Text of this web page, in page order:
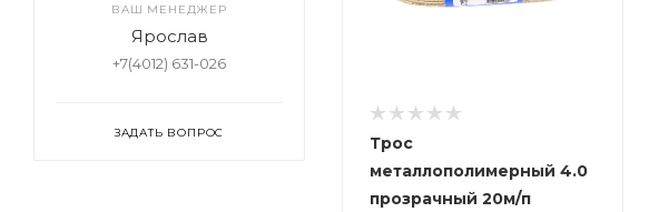
Трос
металлополимерный 4.0
прозрачный 20м/п
ВАШ МЕНЕДЖЕР
Ярослав
+7(4012) 631-026
ЗАДАТЬ ВОПРОС